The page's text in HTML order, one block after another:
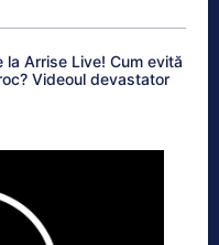
Arrise Live! Cum evită
Videoul devastator